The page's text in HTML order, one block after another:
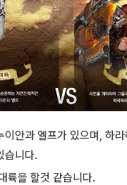
이안과 엘프가 있으며, 하
습니다.
륙을 할것 같습니다.